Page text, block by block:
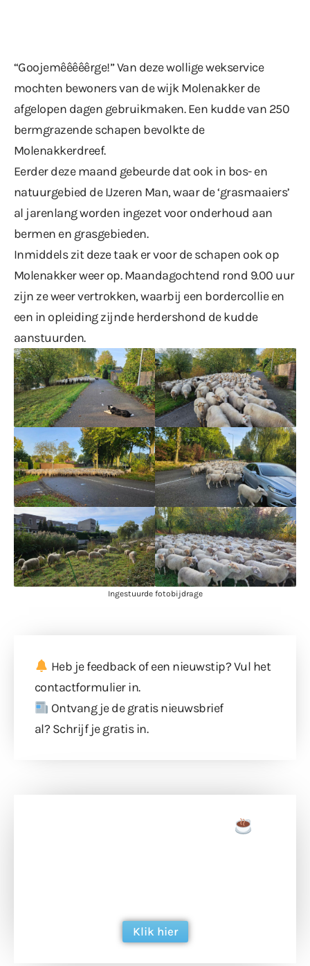
“Goojemêêêêêrge!” Van deze wollige wekservice
mochten bewoners van de wijk Molenakker de
afgelopen dagen gebruikmaken. Een kudde van 250
bermgrazende schapen bevolkte de
Molenakkerdreef.
Eerder deze maand gebeurde dat ook in bos- en
natuurgebied de IJzeren Man, waar de ‘grasmaaiers’
al jarenlang worden ingezet voor onderhoud aan
bermen en grasgebieden.
Inmiddels zit deze taak er voor de schapen ook op
Molenakker weer op. Maandagochtend rond 9.00 uur
zijn ze weer vertrokken, waarbij een bordercollie en
een in opleiding zijnde herdershond de kudde
aanstuurden.
Ingestuurde fotobijdrage
Heb je feedback of een nieuwstip? Vul het
contactformulierin.
Ontvang je de gratis nieuwsbrief
al? Schrijf je gratis in.
Klik hier